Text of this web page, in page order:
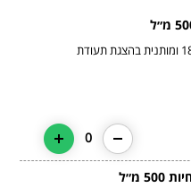
המכירה מעל גיל 18 ומותנית בהצגת תעודת
0
מ״ל